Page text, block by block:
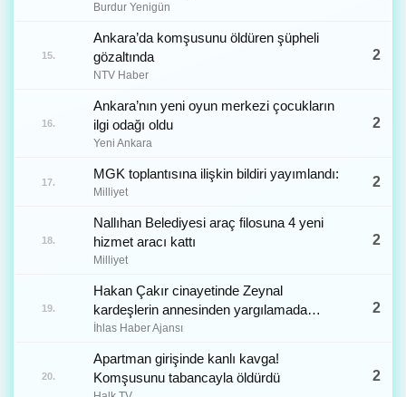
Burdur Yenigün
15.
Ankara’da komşusunu öldüren şüpheli
gözaltında
NTV Haber
2
16.
Ankara’nın yeni oyun merkezi çocukların
ilgi odağı oldu
Yeni Ankara
2
17.
MGK toplantısına ilişkin bildiri yayımlandı:
Milliyet
2
18.
Nallıhan Belediyesi araç filosuna 4 yeni
hizmet aracı kattı
Milliyet
2
19.
Hakan Çakır cinayetinde Zeynal
kardeşlerin annesinden yargılamada
haksızlık yapıldı iddiası İhlas Haber
İhlas Haber Ajansı
2
20.
Apartman girişinde kanlı kavga!
Komşusunu tabancayla öldürdü
2